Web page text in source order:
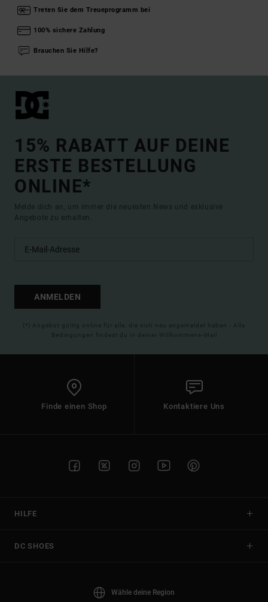
Treten Sie dem Treueprogramm bei
100% sichere Zahlung
Brauchen Sie Hilfe?
15% RABATT AUF DEINE
ERSTE BESTELLUNG
ONLINE*
Melde dich an, um immer die neuesten News und exklusive
Angebote zu erhalten.
ANMELDEN
(*) Angebot gültig online für alle, die sich neu angemeldet haben - Alle
Bedingungen findest du in deiner Willkommens-Mail
Finde einen Shop Kontaktiere Uns
HILFE
DC SHOES
Wähle deine Region